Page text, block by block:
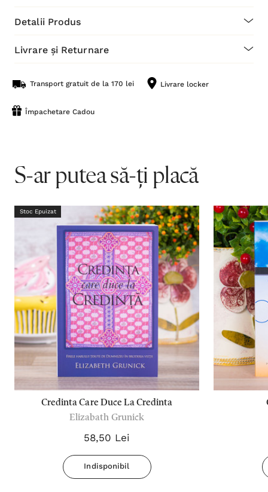
Detalii Produs
Livrare și Returnare
Transport gratuit de la 170 lei Livrare locker
Împachetare Cadou
S-ar putea să-ți placă
Stoc Epuizat
Credinta Care Duce La Credinta
Elizabath Grunick
58,50 Lei
Indisponibil